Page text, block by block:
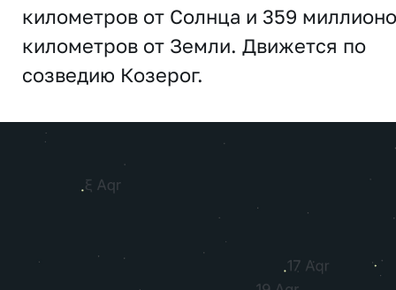
километров от Солнца и 359
километров от Земли. Движется по
созведию Козерог.